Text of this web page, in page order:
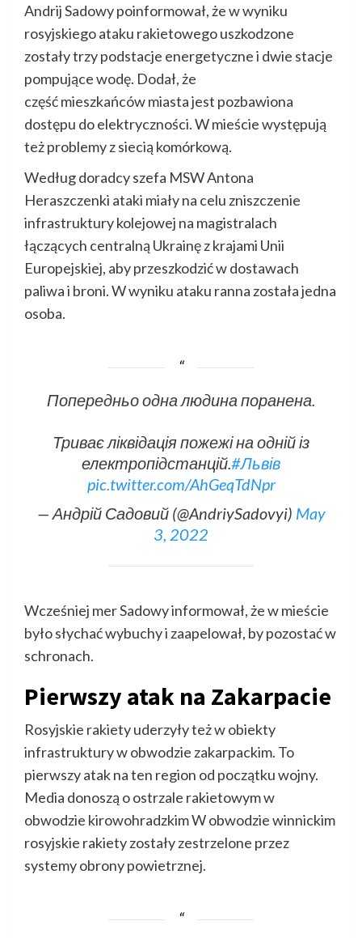
Andrij Sadowy poinformował, że w wyniku
rosyjskiego ataku rakietowego uszkodzone
zostały trzy podstacje energetyczne i dwie stacje
pompujące wodę. Dodał, że
część mieszkańców miasta jest pozbawiona
dostępu do elektryczności. W mieście występują
też problemy z siecią komórkową.
Według doradcy szefa MSW Antona
Heraszczenki ataki miały na celu zniszczenie
infrastruktury kolejowej na magistralach
łączących centralną Ukrainę z krajami Unii
Europejskiej, aby przeszkodzić w dostawach
paliwa i broni. W wyniku ataku ranna została jedna
osoba.
Попередньо одна людина поранена.
Триває ліквідація пожежі на одній із
електропідстанцій.#Львів
pic.twitter.com/AhGeqTdNpr
— Андрій Садовий (@AndriySadovyi) May
3, 2022
Wcześniej mer Sadowy informował, że w mieście
było słychać wybuchy i zaapelował, by pozostać w
schronach.
Pierwszy atak na Zakarpacie
Rosyjskie rakiety uderzyły też w obiekty
infrastruktury w obwodzie zakarpackim. To
pierwszy atak na ten region od początku wojny.
Media donoszą o ostrzale rakietowym w
obwodzie kirowohradzkim W obwodzie winnickim
rosyjskie rakiety zostały zestrzelone przez
systemy obrony powietrznej.